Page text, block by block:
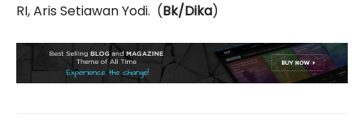
RI, Aris Setiawan Yodi. (Bk/Dika)